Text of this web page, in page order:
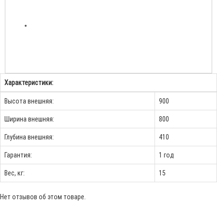
Характеристики:
Высота внешняя: 900
Ширина внешняя: 800
Глубина внешняя: 410
Гарантия: 1 год
Вес, кг: 15
Нет отзывов об этом товаре.